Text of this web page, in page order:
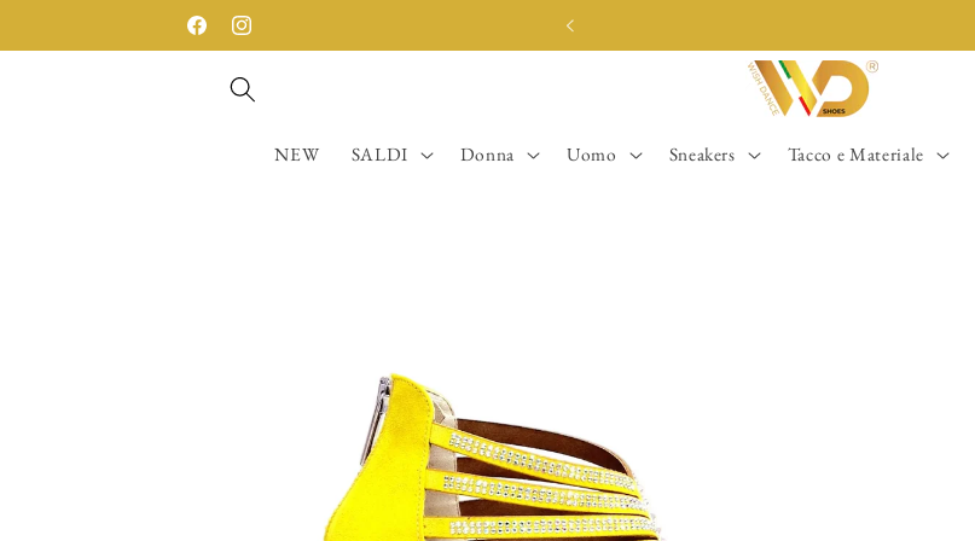
ai contenuti
FacebookInstagram
SPEDIZIONE GRATUITA SOPRA I 200€
NEW SALDI Donna Uomo Sneakers Tacco e Materiale